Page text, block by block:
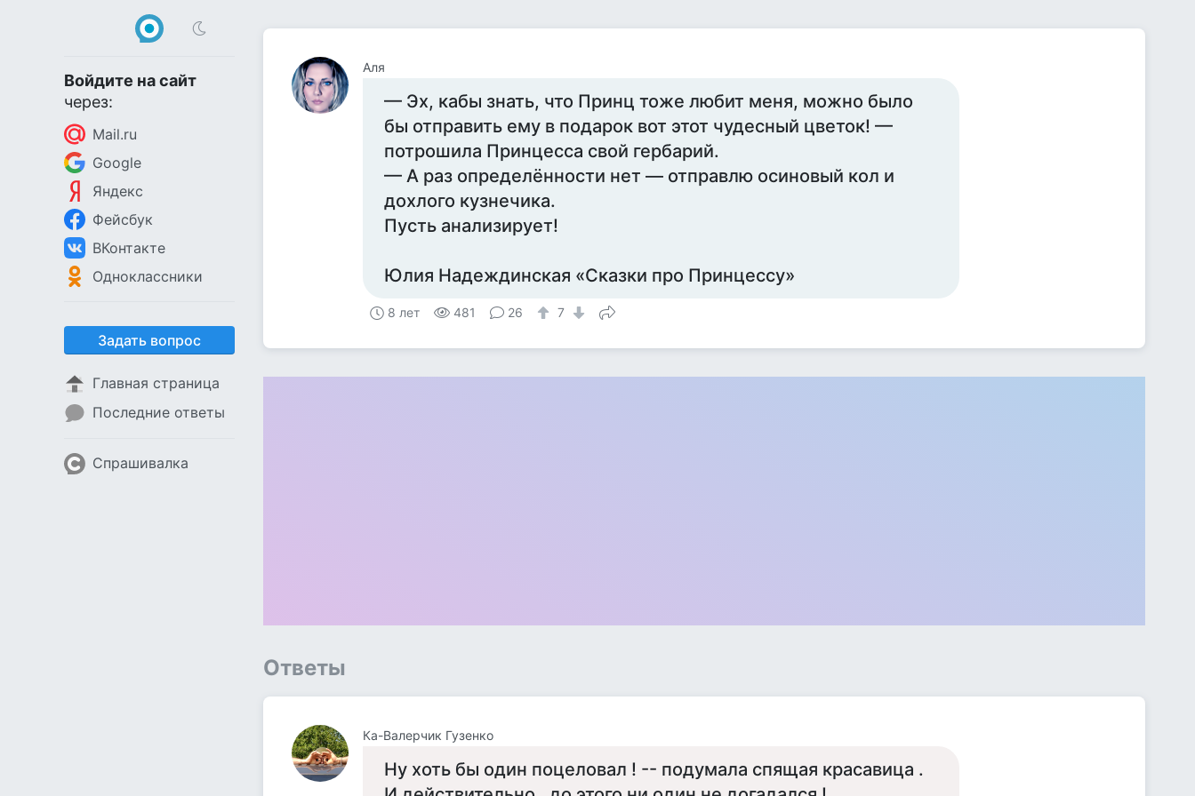
Войдите на сайт
через:
Mail.ru
Google
Яндекс
Фейсбук
ВКонтакте
Одноклассники
Задать вопрос
Главная страница
Последние ответы
Спрашивалка
Аля
— Эх, кабы знать, что Принц тоже любит меня, можно было
бы отправить ему в подарок вот этот чудесный цветок! —
потрошила Принцесса свой гербарий.
— А раз определённости нет — отправлю осиновый кол и
дохлого кузнечика.
Пусть анализирует!
Юлия Надеждинская «Сказки про Принцессу»
8 лет 481 26 7
Ответы
Ка-Валерчик Гузенко
Ну хоть бы один поцеловал ! -- подумала спящая красавица .